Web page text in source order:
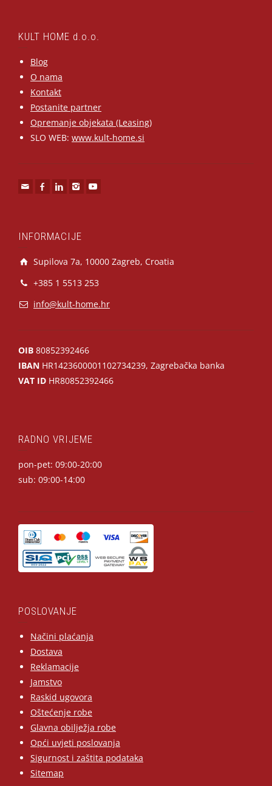
KULT HOME d.o.o.
Blog
O nama
Kontakt
Postanite partner
Opremanje objekata (Leasing)
SLO WEB: www.kult-home.si
INFORMACIJE
Supilova 7a, 10000 Zagreb, Croatia
+385 1 5513 253
info@kult-home.hr
OIB 80852392466
IBAN HR1423600001102734239, Zagrebačka banka
VAT ID HR80852392466
RADNO VRIJEME
pon-pet: 09:00-20:00
sub: 09:00-14:00
POSLOVANJE
Načini plaćanja
Dostava
Reklamacije
Jamstvo
Raskid ugovora
Oštećenje robe
Glavna obilježja robe
Opći uvjeti poslovanja
Sigurnost i zaštita podataka
Sitemap